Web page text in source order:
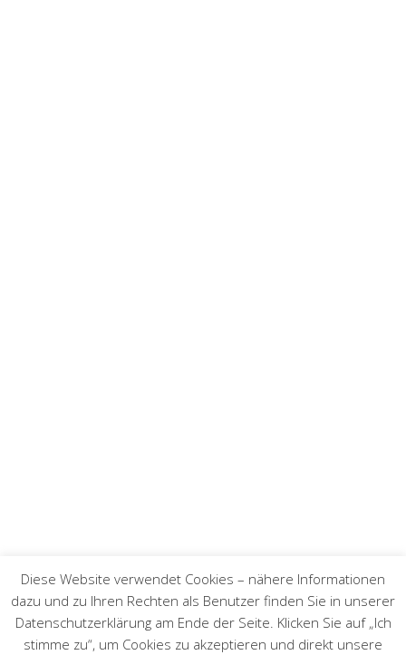
Diese Website verwendet Cookies – nähere Informationen
dazu und zu Ihren Rechten als Benutzer finden Sie in unserer
Datenschutzerklärung am Ende der Seite. Klicken Sie auf „Ich
stimme zu“, um Cookies zu akzeptieren und direkt unsere